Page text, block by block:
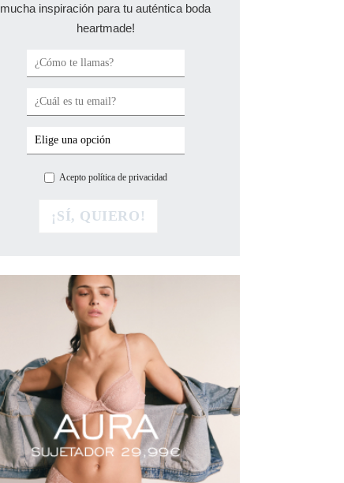
mucha inspiración para tu auténtica boda
heartmade!
Acepto política de privacidad